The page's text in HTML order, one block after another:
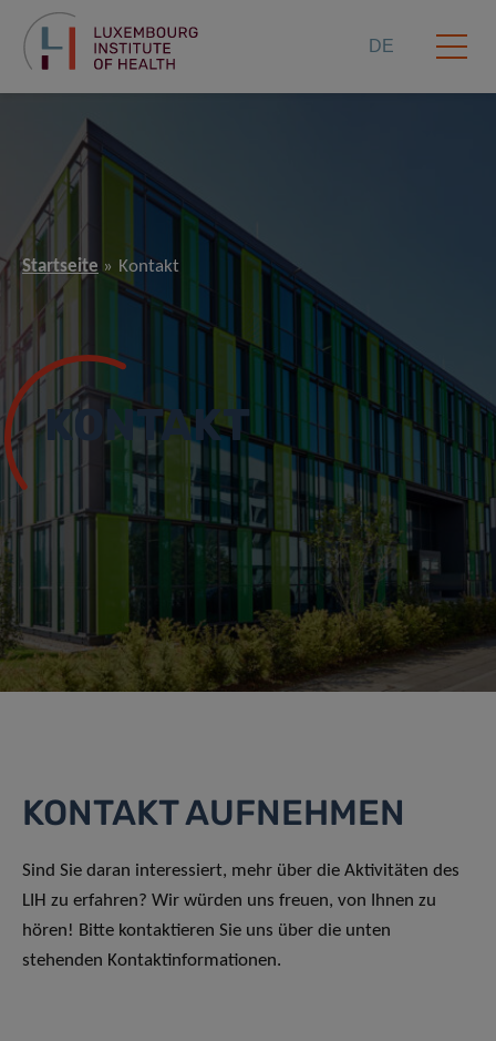
DE
Startseite Kontakt
KONTAKT
KONTAKT AUFNEHMEN
Sind Sie daran interessiert, mehr über die Aktivitäten des
LIH zu erfahren? Wir würden uns freuen, von Ihnen zu
hören! Bitte kontaktieren Sie uns über die unten
stehenden Kontaktinformationen.